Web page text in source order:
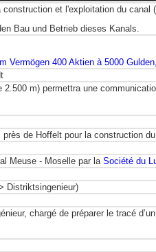
et l'exploitation du canal
Bau und Betrieb dieses Kanals.
Vermögen 400 Aktien à 5000
m) permettra une
près de Hoffelt pour la construction
Meuse - Moselle par la Société du
Distriktsingenieur)
chargé de préparer le tracé